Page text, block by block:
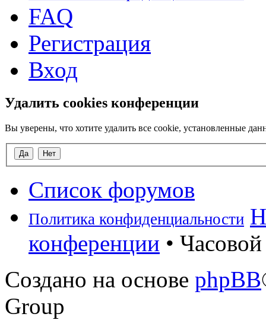
FAQ
Регистрация
Вход
Удалить cookies конференции
Вы уверены, что хотите удалить все cookie, установленные
Список форумов
Политика конфиденциальности
конференции •
Создано на основе phpBB
Group